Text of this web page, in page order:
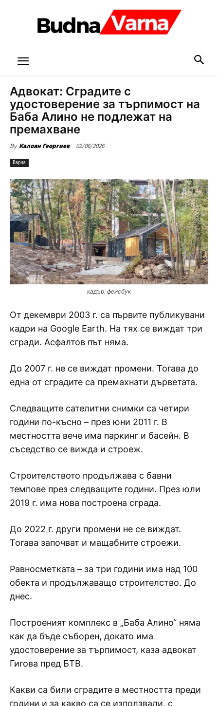
Адвокат: Сградите с
удостоверение за търпимост на
Баба Алино не подлежат на
премахване
By Калоян Георгиев 02/06/2026
Варна
кадър: фейсбук
От декември 2003 г. са първите публикувани
кадри на Google Earth. На тях се виждат три
сгради. Асфалтов път няма.
До 2007 г. не се виждат промени. Тогава до
една от сградите са премахнати дърветата.
Следващите сателитни снимки са четири
години по-късно – през юни 2011 г. В
местността вече има паркинг и басейн. В
съседство се вижда и строеж.
Строителството продължава с бавни
темпове през следващите години. През юли
2019 г. има нова построена сграда.
До 2022 г. други промени не се виждат.
Тогава започват и мащабните строежи.
Равносметката – за три години има над 100
обекта и продължаващо строителство. До
днес.
Построеният комплекс в „Баба Алино“ няма
как да бъде съборен, докато има
удостоверение за търпимост, каза адвокат
Гигова пред БТВ.
Какви са били сградите в местността преди
години и за какво са се използвали, с